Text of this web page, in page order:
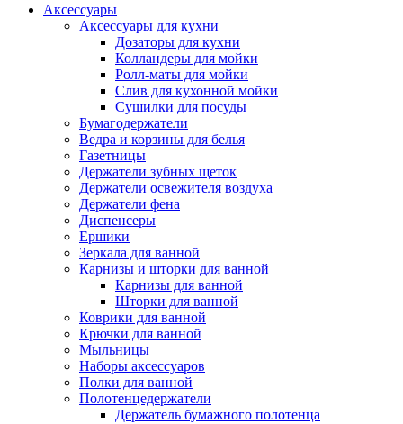
Аксессуары
Аксессуары для кухни
Дозаторы для кухни
Колландеры для мойки
Ролл-маты для мойки
Слив для кухонной мойки
Сушилки для посуды
Бумагодержатели
Ведра и корзины для белья
Газетницы
Держатели зубных щеток
Держатели освежителя воздуха
Держатели фена
Диспенсеры
Ершики
Зеркала для ванной
Карнизы и шторки для ванной
Карнизы для ванной
Шторки для ванной
Коврики для ванной
Крючки для ванной
Мыльницы
Наборы аксессуаров
Полки для ванной
Полотенцедержатели
Держатель бумажного полотенца